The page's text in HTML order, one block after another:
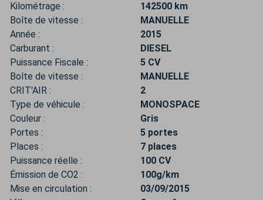
Kilométrage :
142500 km
Boîte de vitesse :
MANUELLE
Année :
2015
Carburant :
DIESEL
Puissance Fiscale :
5 CV
Boîte de vitesse :
MANUELLE
CRIT'AIR :
2
Type de véhicule :
MONOSPACE
Couleur :
Gris
Portes :
5 portes
Places :
7 places
Puissance réelle :
100 CV
Émission de CO2 :
100g/km
Mise en circulation :
03/09/2015